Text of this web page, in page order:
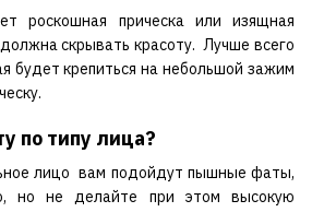
роскошная прическа или изящная
скрывать красоту. Лучше всего
будет крепиться на небольшой зажим
по типу лица?
лицо вам подойдут пышные фаты,
но не делайте при этом высокую